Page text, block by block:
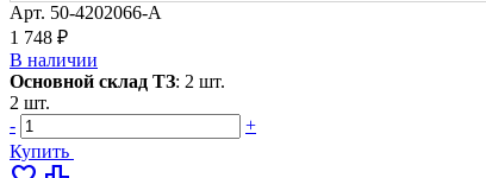
Арт. 50-4202066-А
1 748 ₽
В наличии
Основной склад ТЗ: 2 шт.
2 шт.
-
+
Купить